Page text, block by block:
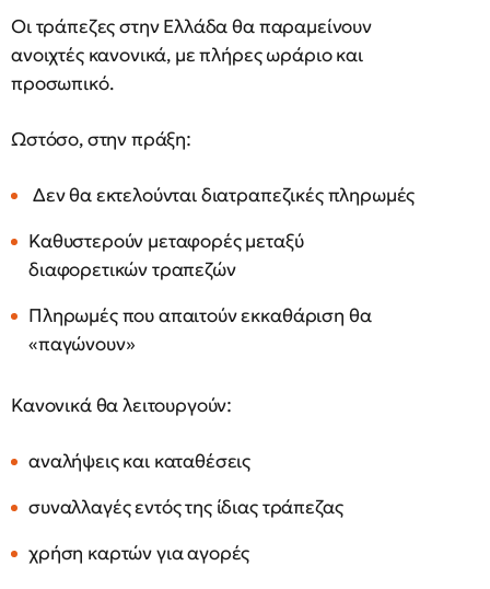
Οι τράπεζες στην Ελλάδα θα παραμείνουν
ανοιχτές κανονικά, με πλήρες ωράριο και
προσωπικό.
Ωστόσο, στην πράξη:
Δεν θα εκτελούνται διατραπεζικές πληρωμές
Καθυστερούν μεταφορές μεταξύ
διαφορετικών τραπεζών
Πληρωμές που απαιτούν εκκαθάριση θα
«παγώνουν»
Κανονικά θα λειτουργούν:
αναλήψεις και καταθέσεις
συναλλαγές εντός της ίδιας τράπεζας
χρήση καρτών για αγορές